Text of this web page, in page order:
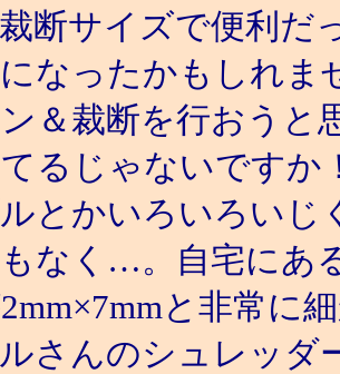
断サイズで便利だ
なったかもしれま
＆裁断を行おうと
るじゃないですか
とかいろいろい
なく…。自宅にあ
と非常に
さんのシュレッダ